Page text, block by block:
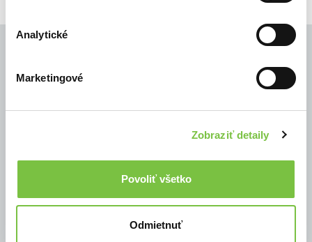
Analytické
Marketingové
Zobraziť detaily
Povoliť všetko
Odmietnuť